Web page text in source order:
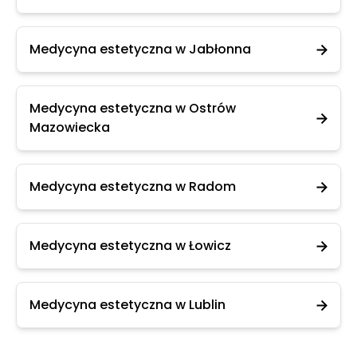
Medycyna estetyczna w Jabłonna
Medycyna estetyczna w Ostrów
Mazowiecka
Medycyna estetyczna w Radom
Medycyna estetyczna w Łowicz
Medycyna estetyczna w Lublin